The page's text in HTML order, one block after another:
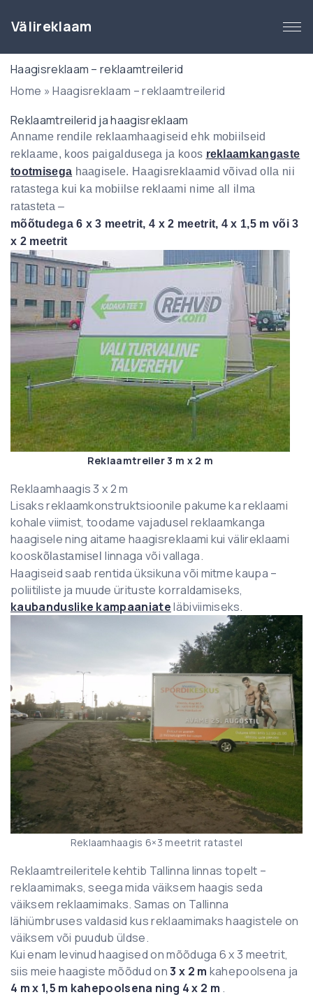
p
Välireklaam
Haagisreklaam – reklaamtreilerid
Home »Haagisreklaam – reklaamtreilerid
Reklaamtreilerid ja haagisreklaam
Anname rendile reklaamhaagiseid ehk mobiilseid
reklaame, koos paigaldusega ja koos reklaamkangaste
tootmisega haagisele. Haagisreklaamid võivad olla nii
ratastega kui ka mobiilse reklaami nime all ilma
ratasteta –
mõõtudega 6 x 3 meetrit, 4 x 2 meetrit, 4 x 1,5 m või 3
x 2 meetrit
Reklaamtreiler 3 m x 2 m
Reklaamhaagis 3 x 2 m
Lisaks reklaamkonstruktsioonile pakume ka reklaami
kohale viimist, toodame vajadusel reklaamkanga
haagisele ning aitame haagisreklaami kui välireklaami
kooskõlastamisel linnaga või vallaga.
Haagiseid saab rentida üksikuna või mitme kaupa –
poliitiliste ja muude ürituste korraldamiseks,
kaubanduslike kampaaniateläbiviimiseks.
Reklaamhaagis 6×3 meetrit ratastel
Reklaamtreileritele kehtib Tallinna linnas topelt –
reklaamimaks, seega mida väiksem haagis seda
väiksem reklaamimaks. Samas on Tallinna
lähiümbruses valdasid kus reklaamimaks haagistele on
väiksem või puudub üldse.
Kui enam levinud haagised on mõõduga 6 x 3 meetrit,
siis meie haagiste mõõdud on3 x 2 m kahepoolsena ja
4 m x 1,5 m kahepoolsena ning 4 x 2 m .